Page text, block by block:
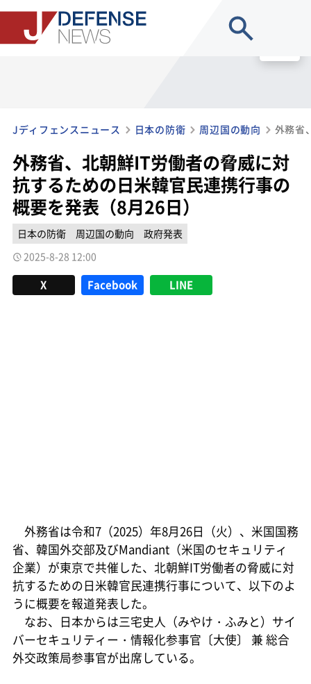
Jディフェンスニュース 日本の防衛 周辺国の動向
外務省、北朝鮮IT労働者の脅威に対
抗するための日米韓官民連携行事の
概要を発表（8月26日）
日本の防衛 周辺国の動向
政府発表
2025-8-28 12:00
X Facebook LINE
外務省は令和7（2025）年8月26日（火）、米国国務
省、韓国外交部及びMandiant（米国のセキュリティ
企業）が東京で共催した、北朝鮮IT労働者の脅威に対
抗するための日米韓官民連携行事について、以下のよ
うに概要を報道発表した。
なお、日本からは三宅史人（みやけ・ふみと）サイ
バーセキュリティー・情報化参事官〔大使〕 兼 総合
外交政策局参事官が出席している。